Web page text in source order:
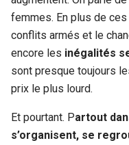
femmes. En plus de
conflits armés et le
encore les inégalités
sont presque toujours
prix le plus lourd.
Et pourtant. Partout
s’organisent, se